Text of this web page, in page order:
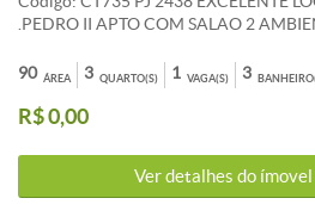
.PEDRO II APTO COM SALAO 2
TODOS COM ARMARIOS , BANHO
BLINDEX E ARMÁRIOS, AMPLA
AMPLA AREA DE SERVIÇO DCE.
armários - 2 Banheiros com armários - 2
D.C.E. - Interfone - Sol da manhã -
ÁREA
90 QUARTO(S)
3 VAGA(S)
1 3
R$ 0,00
Ver detalhes do ímovel